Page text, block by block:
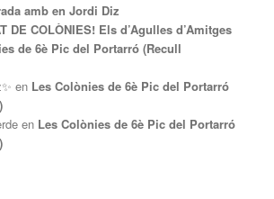
amb en Jordi Diz
DE COLÒNIES! Els d’Agulles d’Amitges
de 6è Pic del Portarró (Recull
en Les Colònies de 6è Pic del Portarró
en Les Colònies de 6è Pic del Portarró